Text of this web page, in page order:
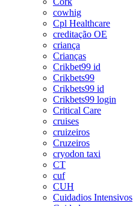
cowhig
Cpl Healthcare
creditação OE
criança
Crianças
Crikbet99 id
Crikbets99
Crikbets99 id
Crikbets99 login
Critical Care
cruises
cruizeiros
Cruzeiros
cryodon taxi
CT
cuf
CUH
Cuidadios Intensivos